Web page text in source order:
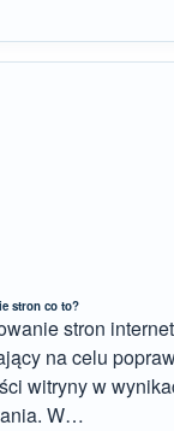
stron co to?
stron
na celu
witryny w
W…